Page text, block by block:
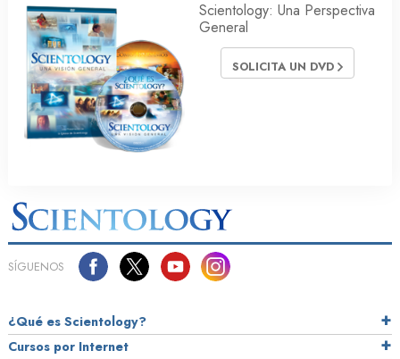
Scientology: Una Perspectiva
General
SOLICITA UN DVD
SÍGUENOS
¿Qué es Scientology?
Cursos por Internet